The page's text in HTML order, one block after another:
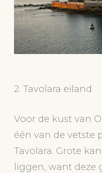
2. Tavolara eiland
Voor de kust van
één van de vetste
Tavolara. Grote
liggen, want deze